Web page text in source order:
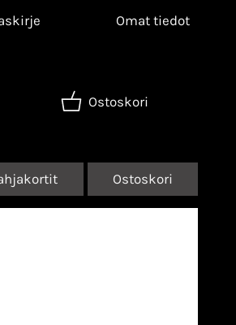
Omat tiedot
Ostoskori
Ostoskori